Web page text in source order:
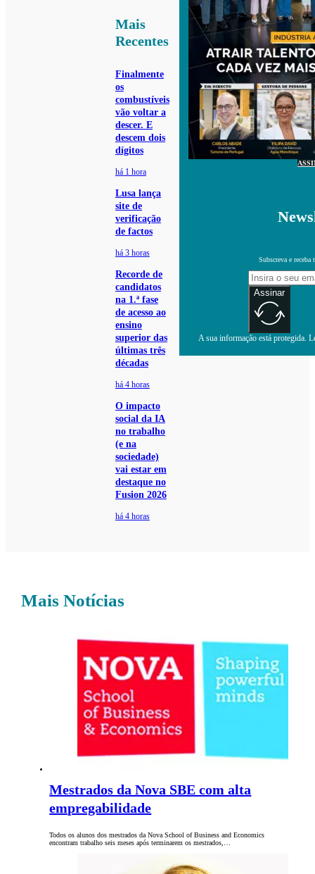
Mais
Recentes
Finalmente
os
combustíveis
vão voltar a
descer. E
descem dois
dígitos
há 1 hora
Lusa lança
site de
verificação
de factos
há 3 horas
Recorde de
candidatos
na 1.ª fase
de acesso ao
ensino
superior das
últimas três
décadas
há 4 horas
O impacto
social da IA
no trabalho
(e na
sociedade)
vai estar em
destaque no
Fusion 2026
há 4 horas
Subscreva e receba
Assinar
A sua informação está protegida.
Mais Notícias
Mestrados da Nova SBE com alta
empregabilidade
Todos os alunos dos mestrados da Nova School of Business and Economics
encontram trabalho seis meses após terminarem os mestrados,…